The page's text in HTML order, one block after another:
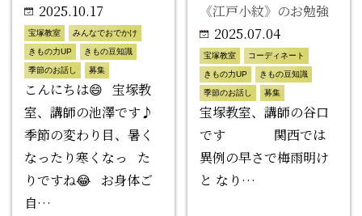
2025.10.17
宝塚教室 みんなでおでかけ
きもの力UP きもの豆知識
季節のお話し 募集
こんにちは😄 宝塚教
室、講師の池澤です♪
季節の変わり目、暑く
なったり寒くなっ た
りですね😂 お身体ご
自…
《江戸小紋》のお勉強
2025.07.04
宝塚教室 コーディネート
きもの力UP きもの豆知識
季節のお話し 募集
宝塚教室、講師の谷口
です 関西では
異例の早さで梅雨明け
と なり…